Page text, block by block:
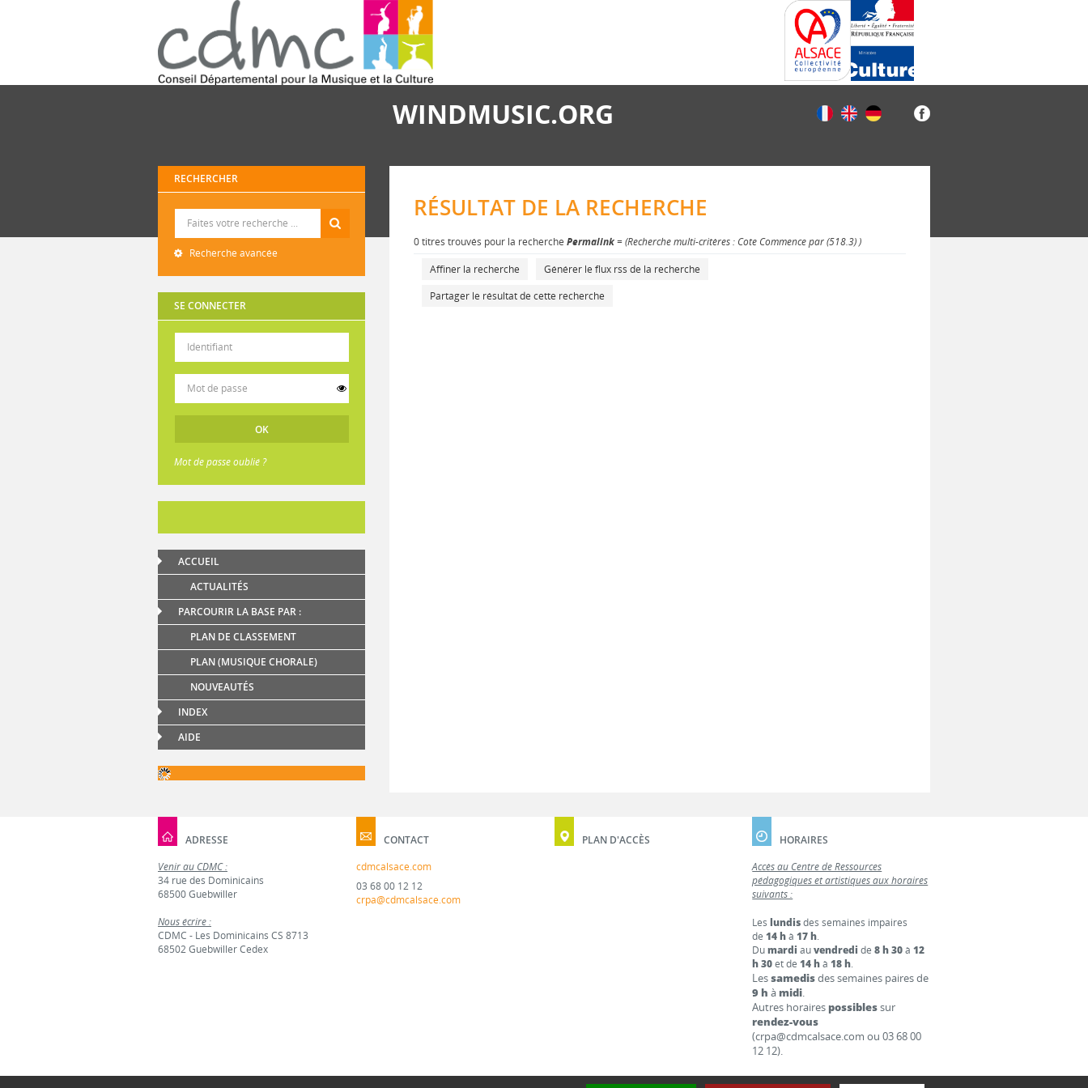
WINDMUSIC.ORG
RECHERCHER
Recherche avancée
SE CONNECTER
Mot de passe oublié ?
ACCUEIL
ACTUALITÉS
PARCOURIR LA BASE PAR :
PLAN DE CLASSEMENT
PLAN (MUSIQUE CHORALE)
NOUVEAUTÉS
INDEX
AIDE
RÉSULTAT DE LA RECHERCHE
0 titres trouvés pour la recherche Permalink= (Recherche multi-critères : Cote Commence par (518.3) )
Affiner la recherche
Générer le flux rss de la recherche
Partager le résultat de cette recherche
ADRESSE
Venir au CDMC :
34 rue des Dominicains
68500 Guebwiller
Nous écrire :
CDMC - Les Dominicains CS 8713
68502 Guebwiller Cedex
CONTACT
cdmcalsace.com
03 68 00 12 12
crpa@cdmcalsace.com
PLAN D'ACCÈS
HORAIRES
Accès au Centre de Ressources
pédagogiques et artistiques aux horaires
suivants :
Leslundisdes semaines impaires
de14 hà17 h.
Dumardi auvendredi de8 h 30à12
h 30et de14 hà18 h.
Lessamedisdes semaines paires de
9 h à midi.
Autres horaires possiblessur
rendez-vous
(crpa@cdmcalsace.com ou 03 68 00
12 12).